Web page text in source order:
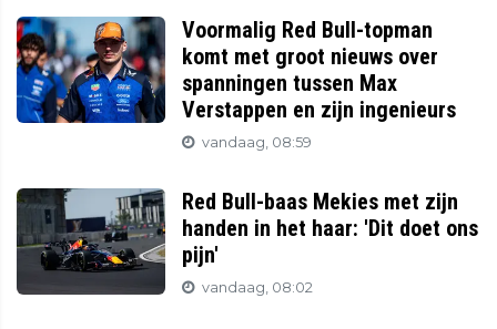
Voormalig Red Bull-topman
komt met groot nieuws over
spanningen tussen Max
Verstappen en zijn ingenieurs
vandaag, 08:59
Red Bull-baas Mekies met zijn
handen in het haar: 'Dit doet ons
pijn'
vandaag, 08:02